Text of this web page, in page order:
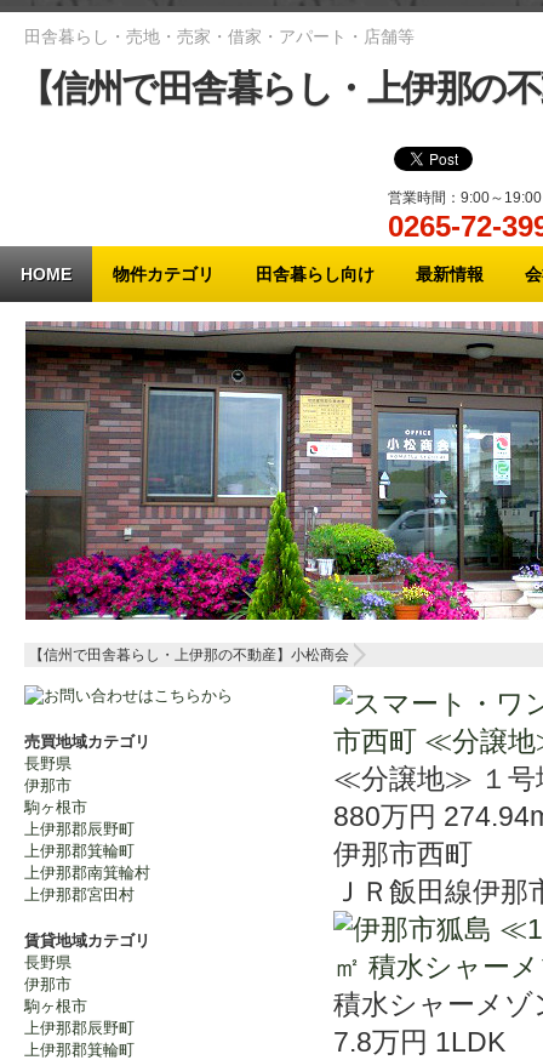
田舎暮らし・売地・売家・借家・アパート・店舗等
【信州で田舎暮らし・上伊那の
営業時間：9:00～
0265-72-
HOME 物件カテゴリ 田舎暮らし向け 最新情報
【信州で田舎暮らし・上伊那の不動産】小松商会
≪分譲地≫ １号
880万円
伊那市西町
ＪＲ飯田線伊那
積水シャーメゾ
7.8万円 1LDK
売買地域カテゴリ
長野県
伊那市
駒ヶ根市
上伊那郡辰野町
上伊那郡箕輪町
上伊那郡南箕輪村
上伊那郡宮田村
賃貸地域カテゴリ
長野県
伊那市
駒ヶ根市
上伊那郡辰野町
上伊那郡箕輪町